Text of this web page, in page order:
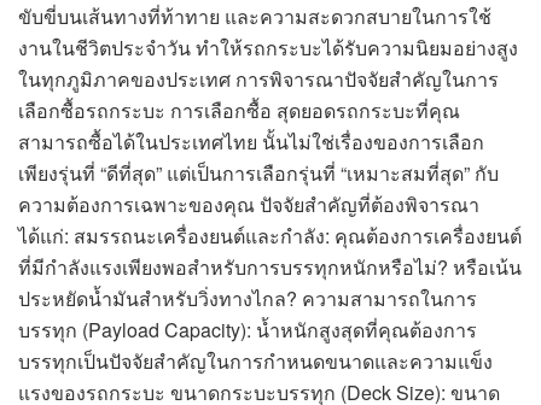
ขับขี่บนเส้นทางที่ท้าทาย และความสะดวกสบายในการใช้
งานในชีวิตประจำวัน ทำให้รถกระบะได้รับความนิยมอย่างสูง
ในทุกภูมิภาคของประเทศ การพิจารณาปัจจัยสำคัญในการ
เลือกซื้อรถกระบะ การเลือกซื้อ สุดยอดรถกระบะที่คุณ
สามารถซื้อได้ในประเทศไทย นั้นไม่ใช่เรื่องของการเลือก
เพียงรุ่นที่ “ดีที่สุด” แต่เป็นการเลือกรุ่นที่ “เหมาะสมที่สุด” กับ
ความต้องการเฉพาะของคุณ ปัจจัยสำคัญที่ต้องพิจารณา
ได้แก่: สมรรถนะเครื่องยนต์และกำลัง: คุณต้องการเครื่องยนต์
ที่มีกำลังแรงเพียงพอสำหรับการบรรทุกหนักหรือไม่? หรือเน้น
ประหยัดน้ำมันสำหรับวิ่งทางไกล? ความสามารถในการ
บรรทุก (Payload Capacity): น้ำหนักสูงสุดที่คุณต้องการ
บรรทุกเป็นปัจจัยสำคัญในการกำหนดขนาดและความแข็ง
แรงของรถกระบะ ขนาดกระบะบรรทุก (Deck Size): ขนาด